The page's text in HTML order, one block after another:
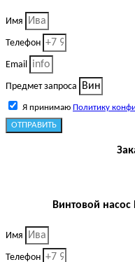
Имя
Телефон
Email
Предмет запроса
Я принимаю Политику
ОТПРАВИТЬ
Винтовой
Имя
Телефон